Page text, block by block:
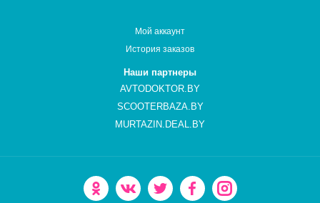
Мой аккаунт
История заказов
Наши партнеры
AVTODOKTOR.BY
SCOOTERBAZA.BY
MURTAZIN.DEAL.BY